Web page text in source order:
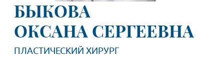
БЫКОВА
ОКСАНА СЕРГЕЕВНА
ПЛАСТИЧЕСКИЙ ХИРУРГ